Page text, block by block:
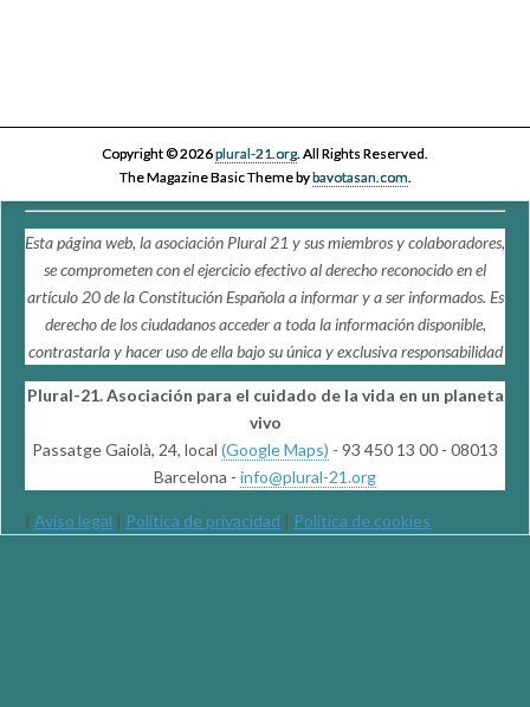
Copyright © 2026plural-21.org. All Rights Reserved.
The Magazine Basic Theme bybavotasan.com.
Esta página web, la asociación Plural 21 y sus miembros y colaboradores,
se comprometen con el ejercicio efectivo al derecho reconocido en el
artículo 20 de la Constitución Española a informar y a ser informados. Es
derecho de los ciudadanos acceder a toda la información disponible,
contrastarla y hacer uso de ella bajo su única y exclusiva responsabilidad
Plural-21. Asociación para el cuidado de la vida en un planeta
vivo
Passatge Gaiolà, 24, local (Google Maps) - 93 450 13 00 - 08013
Barcelona - info@plural-21.org
| Aviso legal | Política de privacidad | Política de cookies